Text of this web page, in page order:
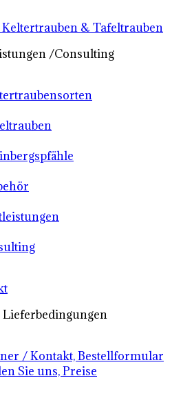
& Tafeltrauben
/Consulting
/ Kontakt, Bestellformular
Sie uns, Preise